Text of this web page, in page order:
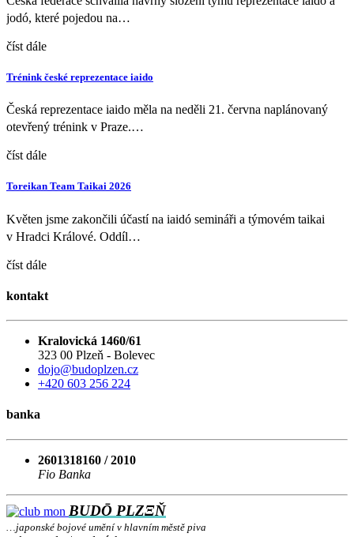
jodó, které pojedou na…
číst dále
Trénink české reprezentace iaido
Česká reprezentace iaido měla na neděli 21. června naplánovaný
otevřený trénink v Praze.…
číst dále
Toreikan Team Taikai 2026
Květen jsme zakončili účastí na iaidó semináři a týmovém taikai
v Hradci Králové. Oddíl…
číst dále
kontakt
Kralovická 1460/61
323 00 Plzeň - Bolevec
dojo@budoplzen.cz
+420 603 256 224
banka
2601318160 / 2010
Fio Banka
BUDŌ PLZΞŇ
…japonské bojové umění v hlavním městě piva